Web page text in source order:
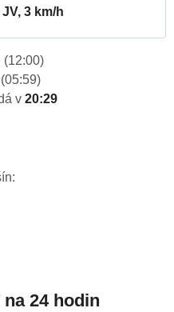
JV, 3 km/h
(12:00)
(05:59)
v 20:29
24 hodin